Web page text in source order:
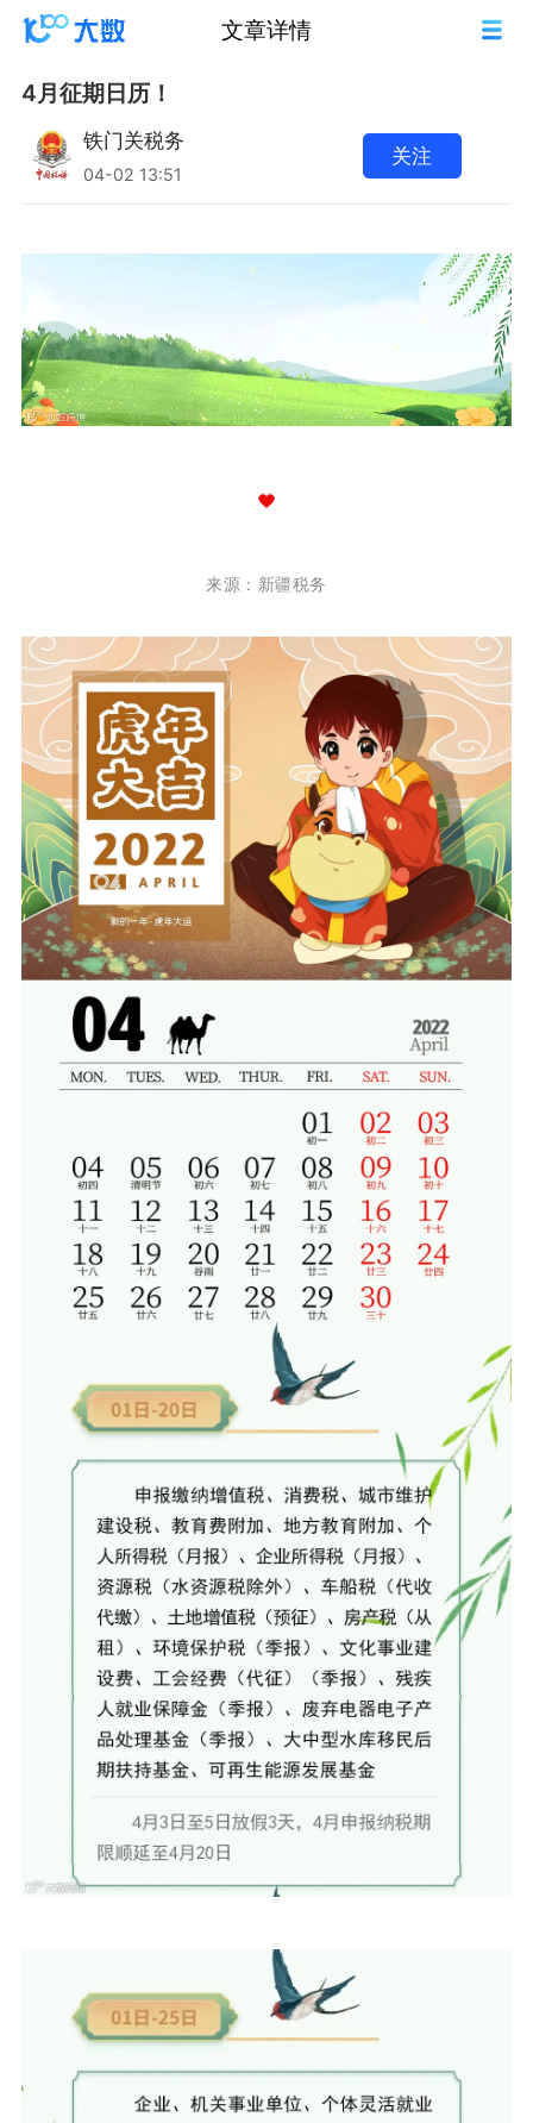
文章详情
4月征期日历！
铁门关税务
04-02 13:51
关注
来源： 新疆税务